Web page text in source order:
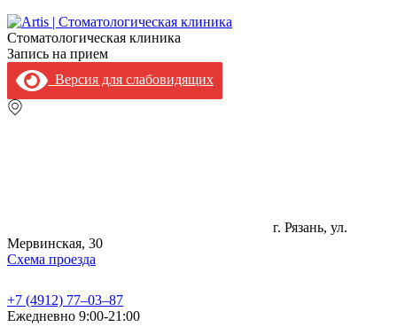
Стоматологическая клиника
Запись на прием
Версия для слабовидящих
г. Рязань, ул.
Мервинская, 30
Схема проезда
+7 (4912) 77‒03‒87
Ежедневно 9:00-21:00